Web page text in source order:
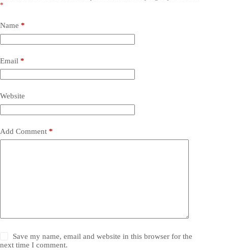
*
Name *
Email *
Website
Add Comment *
Save my name, email and website in this browser for the
next time I comment.